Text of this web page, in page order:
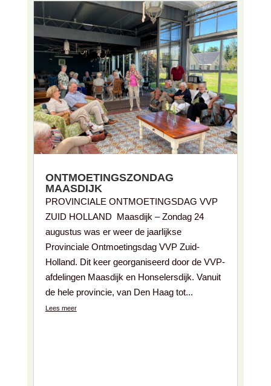
ONTMOETINGSZONDAG
MAASDIJK
PROVINCIALE ONTMOETINGSDAG VVP
ZUID HOLLAND Maasdijk – Zondag 24
augustus was er weer de jaarlijkse
Provinciale Ontmoetingsdag VVP Zuid-
Holland. Dit keer georganiseerd door de VVP-
afdelingen Maasdijk en Honselersdijk. Vanuit
de hele provincie, van Den Haag tot...
Lees meer